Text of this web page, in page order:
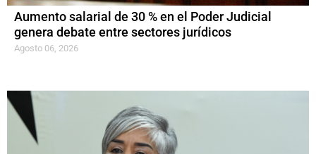
Aumento salarial de 30 % en el Poder Judicial
genera debate entre sectores jurídicos
Agosto 06, 2026